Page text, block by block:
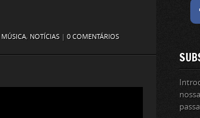
MÚSICA, NOTÍCIAS | 0 COMENTÁRIOS